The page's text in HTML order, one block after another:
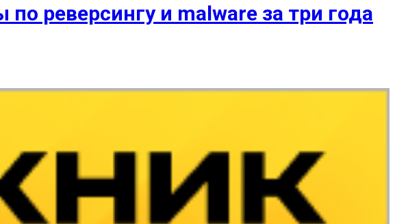
реверсингу и malware за три года